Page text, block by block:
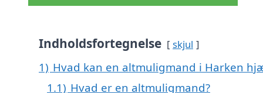
Indholdsfortegnelse skjul
1) Hvad kan en altmuligmand i Harken
1.1) Hvad er en altmuligmand?